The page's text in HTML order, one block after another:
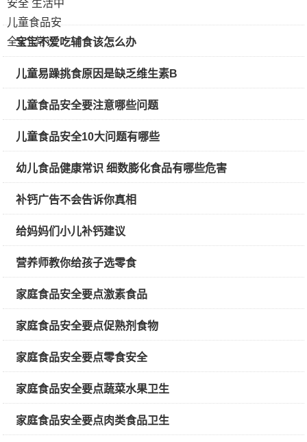
宝宝不爱吃辅食该怎么办
儿童易躁挑食原因是缺乏维生素B
儿童食品安全要注意哪些问题
儿童食品安全10大问题有哪些
幼儿食品健康常识 细数膨化食品有哪些危害
补钙广告不会告诉你真相
给妈妈们小儿补钙建议
营养师教你给孩子选零食
家庭食品安全要点激素食品
家庭食品安全要点促熟剂食物
家庭食品安全要点零食安全
家庭食品安全要点蔬菜水果卫生
家庭食品安全要点肉类食品卫生